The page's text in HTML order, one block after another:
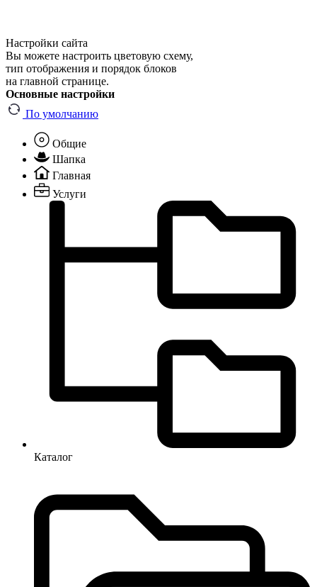
Настройки сайта
Вы можете настроить цветовую схему,
тип отображения и порядок блоков
на главной странице.
Основные настройки
По умолчанию
Общие
Шапка
Главная
Услуги
Каталог